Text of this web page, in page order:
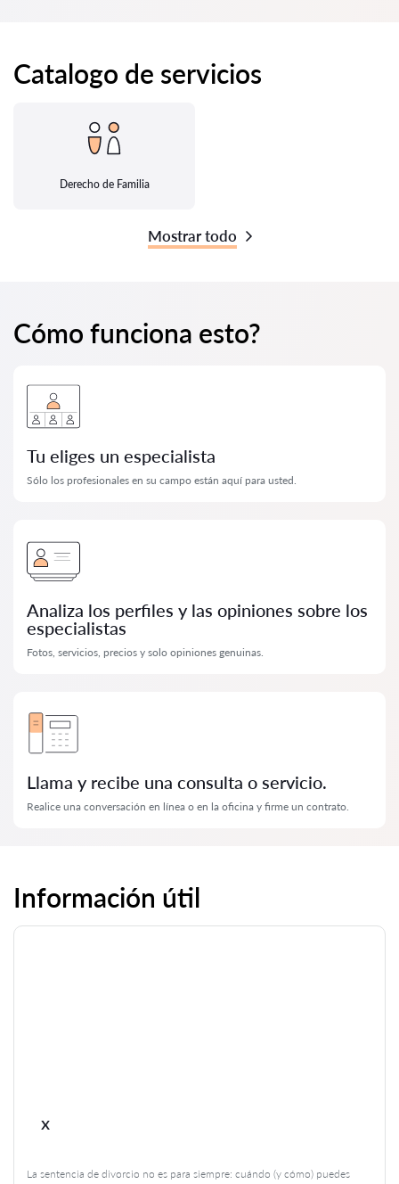
Catalogo de servicios
Derecho de Familia
Mostrar todo
Cómo funciona esto?
Tu eliges un especialista
Sólo los profesionales en su campo están aquí para usted.
Analiza los perfiles y las opiniones sobre los
especialistas
Fotos, servicios, precios y solo opiniones genuinas.
Llama y recibe una consulta o servicio.
Realice una conversación en línea o en la oficina y firme un contrato.
Información útil
x
La sentencia de divorcio no es para siempre: cuándo (y cómo) puedes